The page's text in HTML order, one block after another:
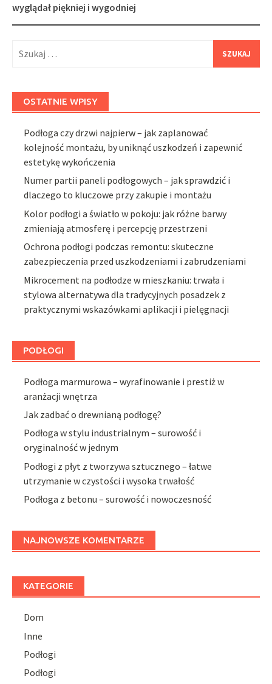
wyglądał piękniej i wygodniej
OSTATNIE WPISY
Podłoga czy drzwi najpierw – jak zaplanować
kolejność montażu, by uniknąć uszkodzeń i zapewnić
estetykę wykończenia
Numer partii paneli podłogowych – jak sprawdzić i
dlaczego to kluczowe przy zakupie i montażu
Kolor podłogi a światło w pokoju: jak różne barwy
zmieniają atmosferę i percepcję przestrzeni
Ochrona podłogi podczas remontu: skuteczne
zabezpieczenia przed uszkodzeniami i zabrudzeniami
Mikrocement na podłodze w mieszkaniu: trwała i
stylowa alternatywa dla tradycyjnych posadzek z
praktycznymi wskazówkami aplikacji i pielęgnacji
PODŁOGI
Podłoga marmurowa – wyrafinowanie i prestiż w
aranżacji wnętrza
Jak zadbać o drewnianą podłogę?
Podłoga w stylu industrialnym – surowość i
oryginalność w jednym
Podłogi z płyt z tworzywa sztucznego – łatwe
utrzymanie w czystości i wysoka trwałość
Podłoga z betonu – surowość i nowoczesność
NAJNOWSZE KOMENTARZE
KATEGORIE
Dom
Inne
Podłogi
Podłogi